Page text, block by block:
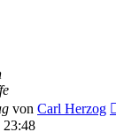
von Carl Herzog